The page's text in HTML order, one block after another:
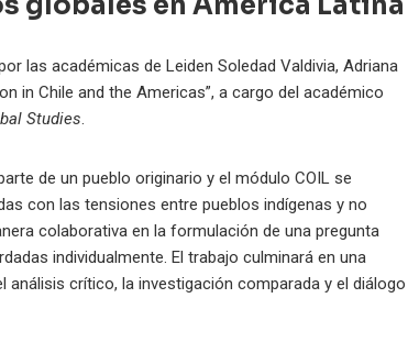
las académicas de Leiden Soledad Valdivia, Adriana
in Chile and the Americas”, a cargo del académico
Studies.
de un pueblo originario y el módulo COIL se
con las tensiones entre pueblos indígenas y no
colaborativa en la formulación de una pregunta
individualmente. El trabajo culminará en una
crítico, la investigación comparada y el diálogo